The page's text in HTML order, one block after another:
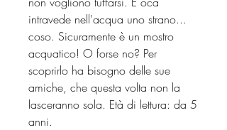
intravede nell'acqua uno strano...
coso. Sicuramente è un mostro
acquatico! O forse no? Per
scoprirlo ha bisogno delle sue
amiche, che questa volta non la
lasceranno sola. Età di lettura: da 5
anni.